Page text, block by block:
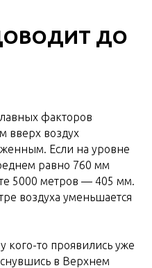
ДО
факторов
вверх воздух
Если на уровне
равно 760 мм
5000 метров — 405 мм.
воздуха уменьшается
кого-то проявились уже
в Верхнем